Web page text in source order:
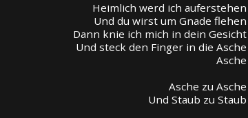
Heimlich werd ich auferstehen
Und du wirst um Gnade flehen
Dann knie ich mich in dein Gesicht
Und steck den Finger in die Asche
Asche
Asche zu Asche
Und Staub zu Staub